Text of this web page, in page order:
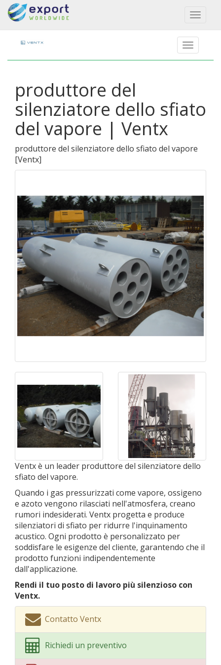
Toggle
produttore del
silenziatore dello sfiato
del vapore | Ventx
produttore del silenziatore dello sfiato del vapore
[Ventx]
Ventx è un leader produttore del silenziatore dello
sfiato del vapore.
Quando i gas pressurizzati come vapore, ossigeno
e azoto vengono rilasciati nell'atmosfera, creano
rumori indesiderati. Ventx progetta e produce
silenziatori di sfiato per ridurre l'inquinamento
acustico. Ogni prodotto è personalizzato per
soddisfare le esigenze del cliente, garantendo che il
prodotto funzioni indipendentemente
dall'applicazione.
Rendi il tuo posto di lavoro più silenzioso con
Ventx.
Contatto Ventx
Richiedi un preventivo